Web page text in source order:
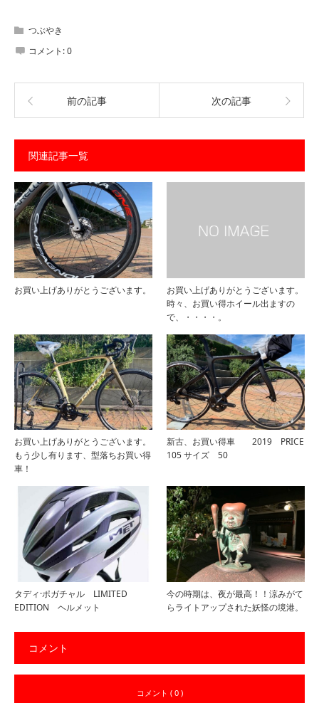
つぶやき
コメント:0
前の記事 次の記事
関連記事一覧
お買い上げありがとうございます。
お買い上げありがとうございます。
時々、お買い得ホイール出ますの
で、・・・・。
お買い上げありがとうございます。
もう少し有ります、型落ちお買い得
車！
新古、お買い得車 2019 PRICE
105 サイズ 50
タディ·ポガチャル LIMITED
EDITION ヘルメット
今の時期は、夜が最高！！涼みがて
らライトアップされた妖怪の境港。
コメント
コメント ( 0 )